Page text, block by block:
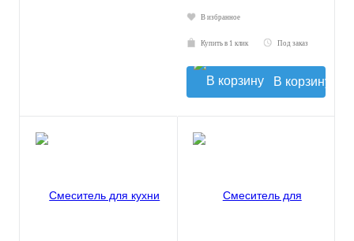
В избранное
Купить в 1 клик Под заказ
В корзину